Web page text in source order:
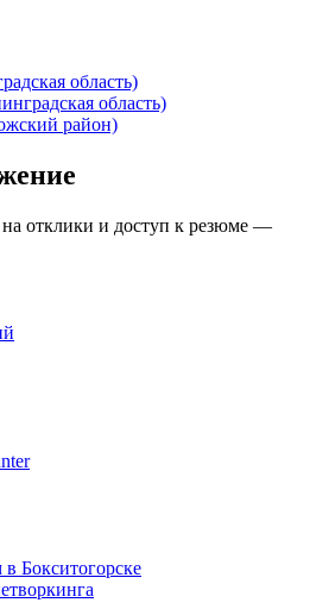
область)
область)
район)
отклики и доступ к резюме —
Бокситогорске